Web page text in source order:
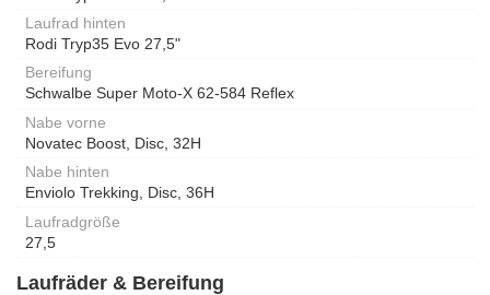
Laufrad hinten
Rodi Tryp35 Evo 27,5"
Bereifung
Schwalbe Super Moto-X 62-584 Reflex
Nabe vorne
Novatec Boost, Disc, 32H
Nabe hinten
Enviolo Trekking, Disc, 36H
Laufradgröße
27,5
Laufräder & Bereifung